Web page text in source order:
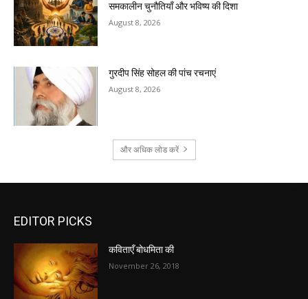
समकालीन चुनौतियाँ और भविष्य की दिशा
August 8, 2026
गुरदीप सिंह सोहल की पांच रचनाएं
August 8, 2026
और अधिक लोड करें
EDITOR PICKS
कविताएँ बोधमिता की
November 26, 2018